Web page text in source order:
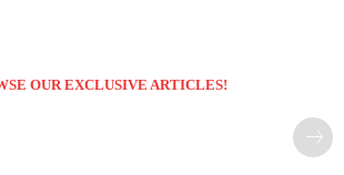
OUR EXCLUSIVE ARTICLES!